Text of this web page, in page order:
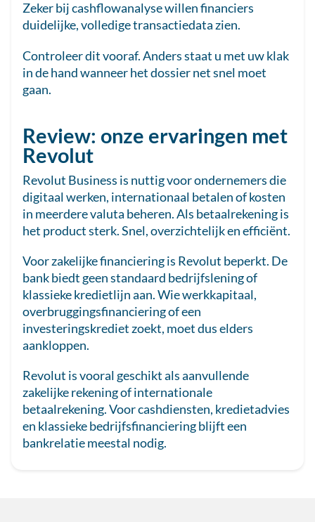
Zeker bij cashflowanalyse willen financiers
duidelijke, volledige transactiedata zien.
Controleer dit vooraf. Anders staat u met uw klak
in de hand wanneer het dossier net snel moet
gaan.
Review: onze ervaringen met
Revolut
Revolut Business is nuttig voor ondernemers die
digitaal werken, internationaal betalen of kosten
in meerdere valuta beheren. Als betaalrekening is
het product sterk. Snel, overzichtelijk en efficiënt.
Voor zakelijke financiering is Revolut beperkt. De
bank biedt geen standaard bedrijfslening of
klassieke kredietlijn aan. Wie werkkapitaal,
overbruggingsfinanciering of een
investeringskrediet zoekt, moet dus elders
aankloppen.
Revolut is vooral geschikt als aanvullende
zakelijke rekening of internationale
betaalrekening. Voor cashdiensten, kredietadvies
en klassieke bedrijfsfinanciering blijft een
bankrelatie meestal nodig.